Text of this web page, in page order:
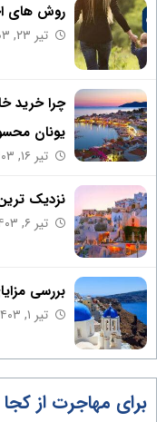
روش های
تیر ۲۳, ۱۴۰۳
چرا خرید
یونان
تیر ۱۶, ۱۴۰۳
نزدیک
تیر ۶, ۱۴۰۳
بررسی
تیر ۱, ۱۴۰۳
برای مهاجرت از